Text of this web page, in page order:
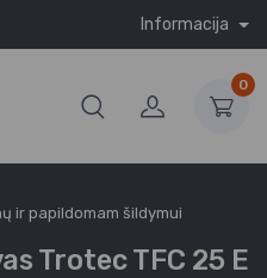
Informacija
0
ir papildomam šildymui
Trotec TFC 25 E